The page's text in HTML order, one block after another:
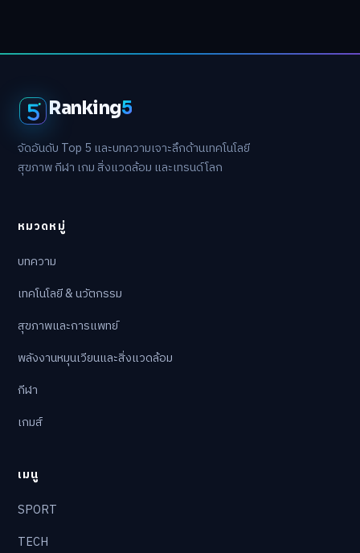
Ranking5
จัดอันดับ Top 5 และบทความเจาะลึกด้านเทคโนโลยี
สุขภาพ กีฬา เกม สิ่งแวดล้อม และเทรนด์โลก
หมวดหมู่
บทความ
เทคโนโลยี & นวัตกรรม
สุขภาพและการแพทย์
พลังงานหมุนเวียนและสิ่งแวดล้อม
กีฬา
เกมส์
เมนู
SPORT
TECH